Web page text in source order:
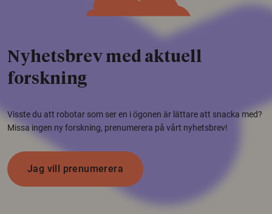
Nyhetsbrev med aktuell
forskning
Visste du att robotar som ser en i ögonen är lättare att snacka med?
Missa ingen ny forskning, prenumerera på vårt nyhetsbrev!
Jag vill prenumerera